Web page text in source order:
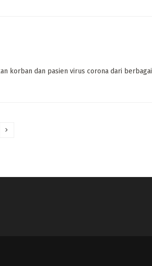
korban dan pasien virus corona dari berbagai